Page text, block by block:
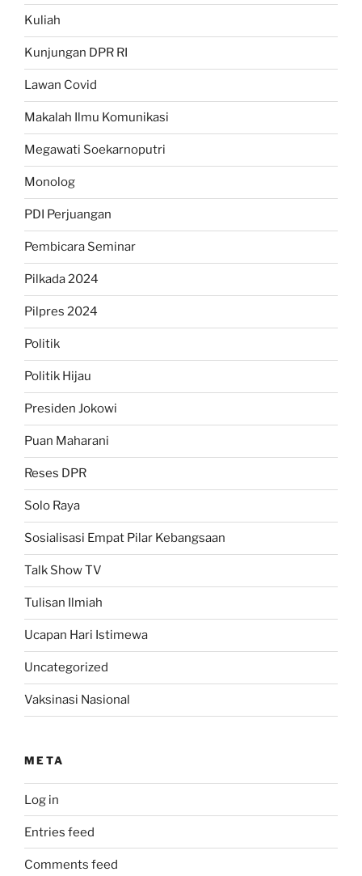
Kuliah
Kunjungan DPR RI
Lawan Covid
Makalah Ilmu Komunikasi
Megawati Soekarnoputri
Monolog
PDI Perjuangan
Pembicara Seminar
Pilkada 2024
Pilpres 2024
Politik
Politik Hijau
Presiden Jokowi
Puan Maharani
Reses DPR
Solo Raya
Sosialisasi Empat Pilar Kebangsaan
Talk Show TV
Tulisan Ilmiah
Ucapan Hari Istimewa
Uncategorized
Vaksinasi Nasional
META
Log in
Entries feed
Comments feed